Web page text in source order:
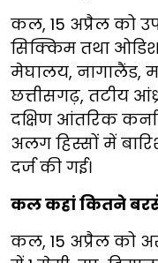
कल, 15 अप्रैल को
सिक्किम तथा
मेघालय, नागालैंड,
छत्तीसगढ़, तटीय
दक्षिण आंतरिक
अलग हिस्सों में
दर्ज की गई।
कल कहां कितने
कल, 15 अप्रैल को